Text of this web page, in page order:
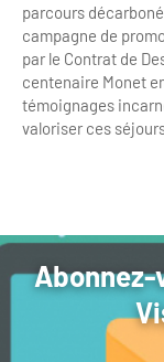
parcours
campagne de
par le Contrat de
centenaire Monet
témoignages
valoriser ces